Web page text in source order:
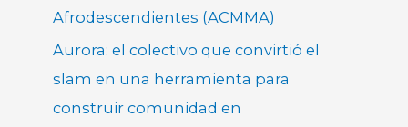
Afrodescendientes (ACMMA)
Aurora: el colectivo que convirtió el
slam en una herramienta para
construir comunidad en